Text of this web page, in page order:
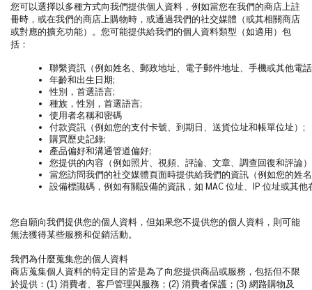
您可以選擇以多種方式向我們提供個人資料，例如當您在我們的商店上註
冊時 ，或在我們的商店上購物時，或通過我們的社交媒體（或其相關商店
或對應的擴充功能）。您可能提供給我們的個人資料類型（如適用）包
括：
聯繫資訊（例如姓名、郵政地址、電子郵件地址、手機或其他電
年齡和出生日期;
性別，首選語言;
種族，性別，首選語言;
使用者名稱和密碼
付款資訊（例如您的支付卡號、到期日、送貨位址和帳單位址）;
購買歷史記錄;
產品偏好和溝通管道偏好;
您提供的內容（例如照片、視頻、評論、文章、調查回復和評論
當您訪問我們的社交媒體頁面時提供給我們的資訊（例如您的姓
設備標識碼，例如有關設備的資訊，如 MAC 位址、IP 位址或其他
您自願向我們提供您的個人資料，但如果您不提供您的個人資料，則可能
無法獲得某些服務和促銷活動。
我們為什麼蒐集您的個人資料
商店蒐集個人資料的特定目的皆是為了向您提供商品或服務，包括但不限
於提供：(1) 消費者、客戶管理與服務；(2) 消費者保護；(3) 網路購物及